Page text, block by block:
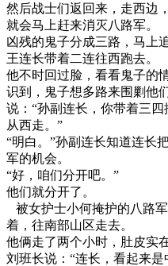
然后战士们返回来，走西边
就会马上赶来消灭八路军。
凶残的鬼子分成三路，马上
王连长带着二连往西跑去。
他不时回过脸，看看鬼子的
识到，鬼子想多路来围剿他
说：“孙副连长，你带着三
从西走。”
“明白。”孙副连长知道连长
军的机会。
“好，咱们分开吧。”
他们就分开了。
被女护士小何掩护的八路
着，往南部山区走去。
他俩走了两个小时，肚皮实
刘班长说：“连长，看起来是